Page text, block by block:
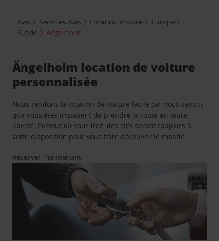
Avis Services Avis Location Voiture
Europe
Suède
Angelholm
Ängelholm location de voiture
personnalisée
Nous rendons la location de voiture facile car nous savons
que vous êtes impatient de prendre la route en toute
liberté. Partout où vous irez, des clés seront toujours à
votre disposition pour vous faire découvrir le monde.
Réserver maintenant